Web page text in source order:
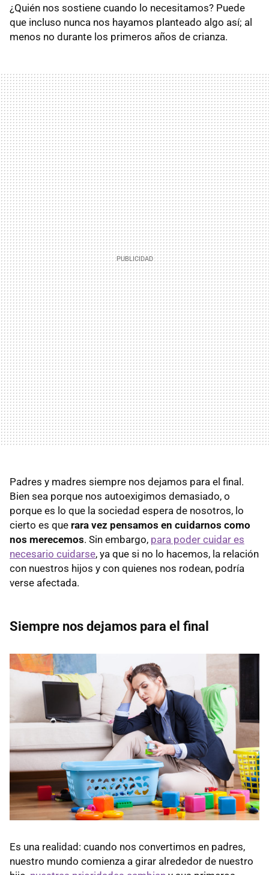
¿Quién nos sostiene cuando lo necesitamos? Puede
que incluso nunca nos hayamos planteado algo así; al
menos no durante los primeros años de crianza.
Padres y madres siempre nos dejamos para el final.
Bien sea porque nos autoexigimos demasiado, o
porque es lo que la sociedad espera de nosotros, lo
cierto es que rara vez pensamos en cuidarnos como
nos merecemos. Sin embargo, para poder cuidar es
necesario cuidarse, ya que si no lo hacemos, la relación
con nuestros hijos y con quienes nos rodean, podría
verse afectada.
Siempre nos dejamos para el final
Es una realidad: cuando nos convertimos en padres,
nuestro mundo comienza a girar alrededor de nuestro